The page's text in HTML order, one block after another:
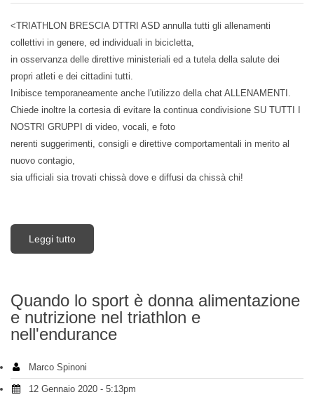
<TRIATHLON BRESCIA DTTRI ASD annulla tutti gli allenamenti
collettivi in genere, ed individuali in bicicletta,
in osservanza delle direttive ministeriali ed a tutela della salute dei
propri atleti e dei cittadini tutti.
Inibisce temporaneamente anche l'utilizzo della chat ALLENAMENTI.
Chiede inoltre la cortesia di evitare la continua condivisione SU TUTTI I
NOSTRI GRUPPI di video, vocali, e foto
nerenti suggerimenti, consigli e direttive comportamentali in merito al
nuovo contagio,
sia ufficiali sia trovati chissà dove e diffusi da chissà chi!
Leggi tutto
Quando lo sport è donna alimentazione
e nutrizione nel triathlon e
nell'endurance
Marco Spinoni
12 Gennaio 2020 - 5:13pm